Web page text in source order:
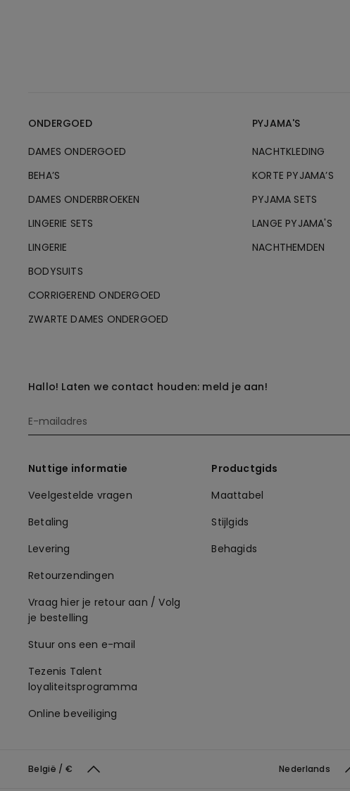
ONDERGOED
DAMES ONDERGOED
BEHA’S
DAMES ONDERBROEKEN
LINGERIE SETS
LINGERIE
BODYSUITS
CORRIGEREND ONDERGOED
ZWARTE DAMES ONDERGOED
PYJAMA'S
NACHTKLEDING
KORTE PYJAMA’S
PYJAMA SETS
LANGE PYJAMA'S
NACHTHEMDEN
Hallo! Laten we contact houden: meld je aan!
Nuttige informatie
Veelgestelde vragen
Betaling
Levering
Retourzendingen
Vraag hier je retour aan / Volg
je bestelling
Stuur ons een e-mail
Tezenis Talent
loyaliteitsprogramma
Online beveiliging
Productgids
Maattabel
Stijlgids
Behagids
België / € Nederlands